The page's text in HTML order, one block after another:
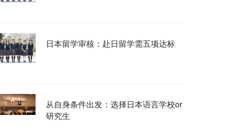
日本留学审核：赴日留学需五项达标
从自身条件出发：选择日本语言学校or
研究生